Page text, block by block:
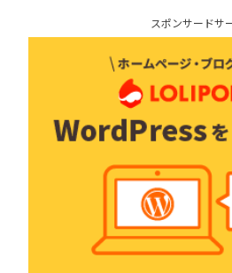
スポンサードサ